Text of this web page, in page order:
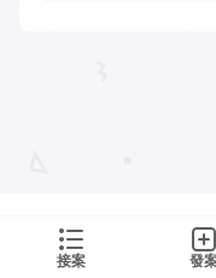
接案 發